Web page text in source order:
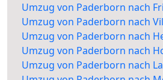
Umzug von Paderborn nach
Umzug von Paderborn nach
Umzug von Paderborn nach
Umzug von Paderborn nach
Umzug von Paderborn nach